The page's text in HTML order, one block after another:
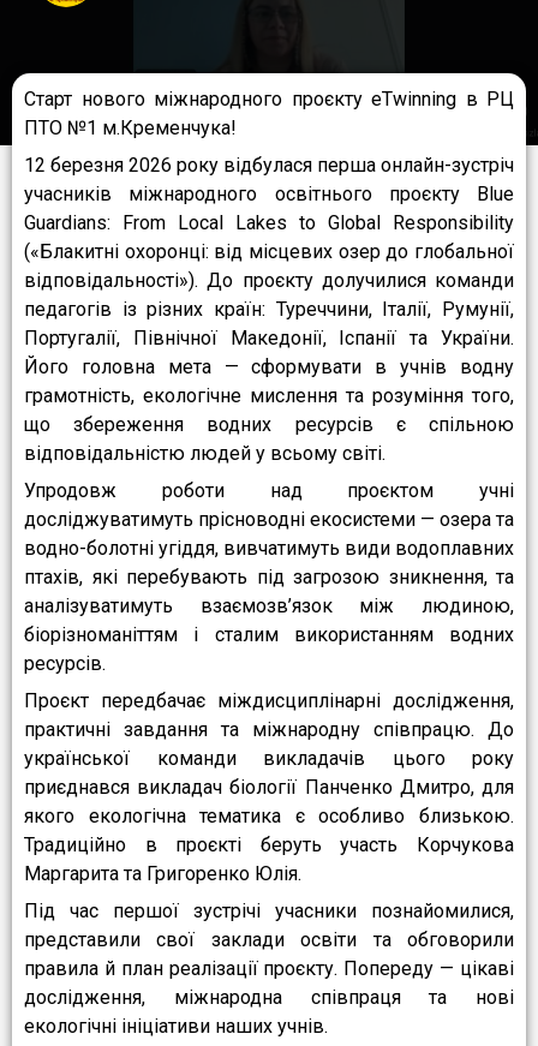
Старт нового міжнародного проєкту eTwinning в РЦ
ПТО №1 м.Кременчука!
12 березня 2026 року відбулася перша онлайн-зустріч
учасників міжнародного освітнього проєкту Blue
Guardians: From Local Lakes to Global Responsibility
(«Блакитні охоронці: від місцевих озер до глобальної
відповідальності»). До проєкту долучилися команди
педагогів із різних країн: Туреччини, Італії, Румунії,
Португалії, Північної Македонії, Іспанії та України.
Його головна мета — сформувати в учнів водну
грамотність, екологічне мислення та розуміння того,
що збереження водних ресурсів є спільною
відповідальністю людей у всьому світі.
Упродовж роботи над проєктом учні
досліджуватимуть прісноводні екосистеми — озера та
водно-болотні угіддя, вивчатимуть види водоплавних
птахів, які перебувають під загрозою зникнення, та
аналізуватимуть взаємозв’язок між людиною,
біорізноманіттям і сталим використанням водних
ресурсів.
Проєкт передбачає міждисциплінарні дослідження,
практичні завдання та міжнародну співпрацю. До
української команди викладачів цього року
приєднався викладач біології Панченко Дмитро, для
якого екологічна тематика є особливо близькою.
Традиційно в проєкті беруть участь Корчукова
Маргарита та Григоренко Юлія.
Під час першої зустрічі учасники познайомилися,
представили свої заклади освіти та обговорили
правила й план реалізації проєкту. Попереду — цікаві
дослідження, міжнародна співпраця та нові
екологічні ініціативи наших учнів.